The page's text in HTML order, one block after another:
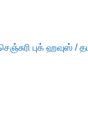
புக் ஹவுஸ் /